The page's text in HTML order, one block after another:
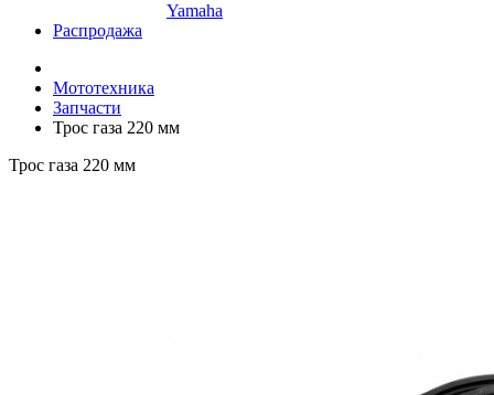
Yamaha
Распродажа
Мототехника
Запчасти
Трос газа 220 мм
Трос газа 220 мм